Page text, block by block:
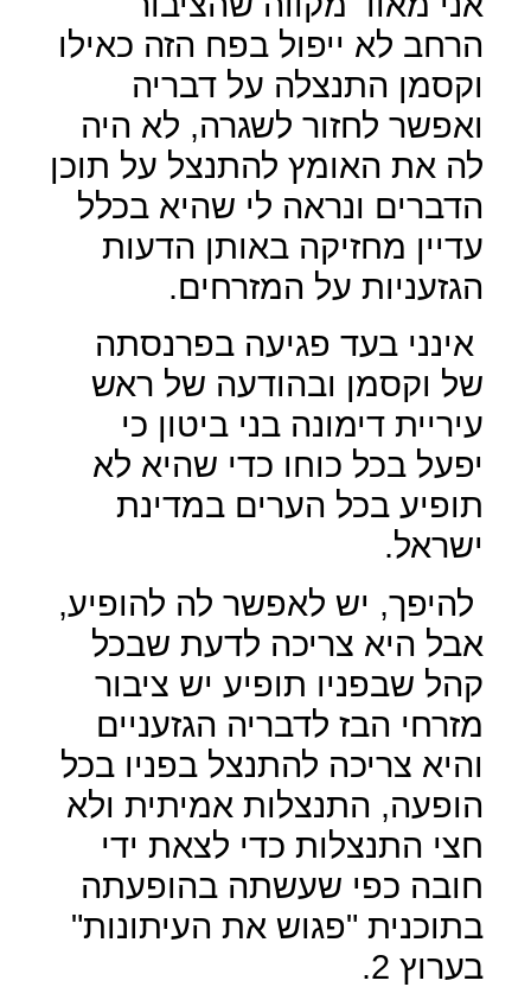
הרחב לא ייפול בפח הזה כאילו
וקסמן התנצלה על דבריה
ואפשר לחזור לשגרה, לא היה
לה את האומץ להתנצל על תוכן
הדברים ונראה לי שהיא בכלל
עדיין מחזיקה באותן הדעות
הגזעניות על המזרחים.
אינני בעד פגיעה בפרנסתה
של וקסמן ובהודעה של ראש
עיריית דימונה בני ביטון כי
יפעל בכל כוחו כדי שהיא לא
תופיע בכל הערים במדינת
ישראל.
להיפך, יש לאפשר לה להופיע,
אבל היא צריכה לדעת שבכל
קהל שבפניו תופיע יש ציבור
מזרחי הבז לדבריה הגזעניים
והיא צריכה להתנצל בפניו בכל
הופעה, התנצלות אמיתית ולא
חצי התנצלות כדי לצאת ידי
חובה כפי שעשתה בהופעתה
בתוכנית "פגוש את העיתונות"
בערוץ 2.